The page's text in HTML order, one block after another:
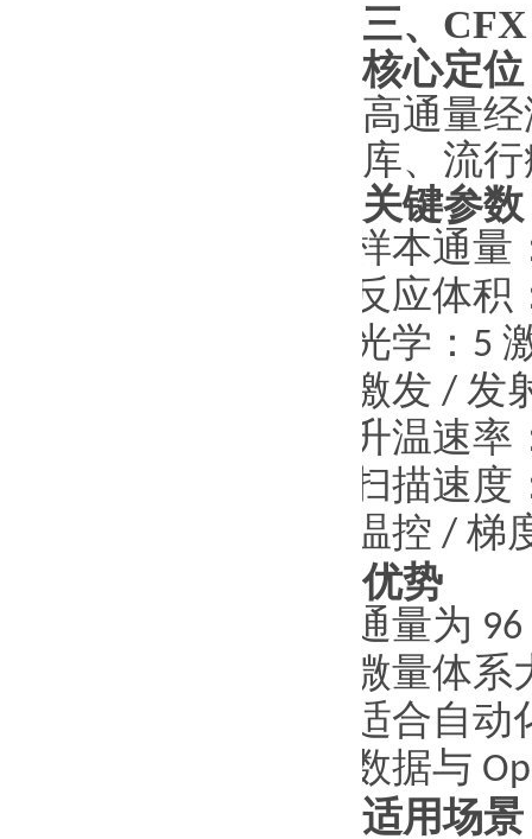
三、
核心定位
高通量
库、流
关键参数
样本通量
反应体积
光学： 5
激发 / 发
升温速率
扫描速度
温控 / 梯
优势
通量为 96
微量体系
适合自动
数据与
适用场景